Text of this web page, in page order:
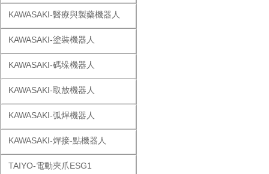
KAWASAKI-醫療與製藥機器人
KAWASAKI-塗裝機器人
KAWASAKI-碼垛機器人
KAWASAKI-取放機器人
KAWASAKI-弧焊機器人
KAWASAKI-焊接-點機器人
TAIYO-電動夾爪ESG1